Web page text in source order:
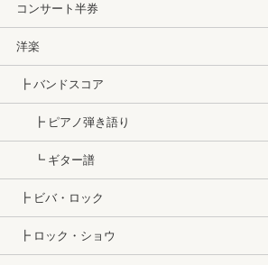
コンサート半券
洋楽
┣ バンドスコア
┣ ピアノ弾き語り
┗ ギター譜
┣ ビバ・ロック
┣ ロック・ショウ